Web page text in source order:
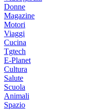
Donne
Magazine
Motori
Viaggi
Cucina
Tgtech
E-Planet
Cultura
Salute
Scuola
Animali
Spazio